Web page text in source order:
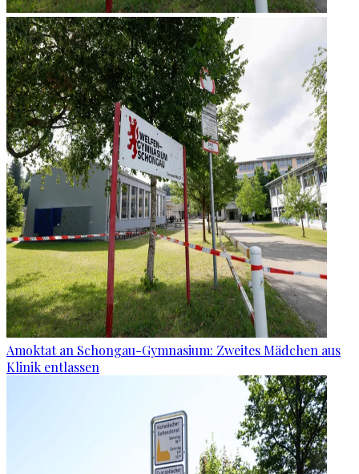
Amoktat an Schongau-Gymnasium: Zweites Mädchen aus
Klinik entlassen